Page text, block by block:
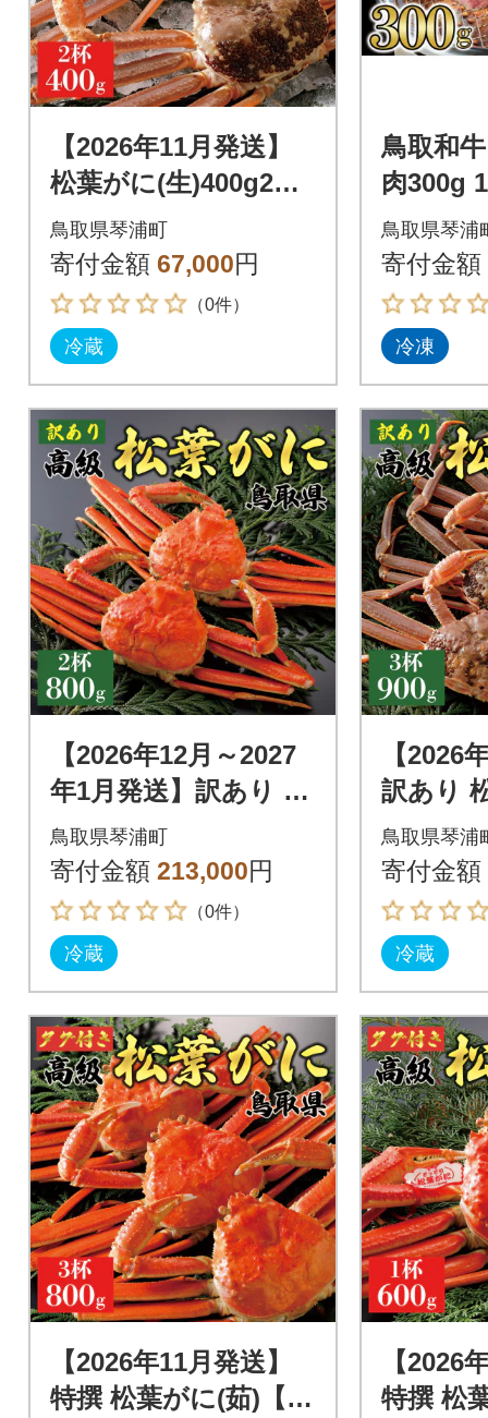
【2026年11月発送】
松葉がに(生)400g2杯
※足の欠けなし N20_I
鳥取県琴浦町
寄付金額 67,000円
（0件）
冷蔵
鳥取和
肉300g
鳥取県琴浦
寄付金額
冷凍
【2026年12月～2027
年1月発送】訳あり 松
葉がに(茹)800g2杯 N7
7_Y
鳥取県琴浦町
寄付金額 213,000円
（0件）
冷蔵
【2026
訳あり
00g3杯
鳥取県琴浦
寄付金額
冷蔵
【2026年11月発送】
特撰 松葉がに(茹)【タ
【2026
特撰 松